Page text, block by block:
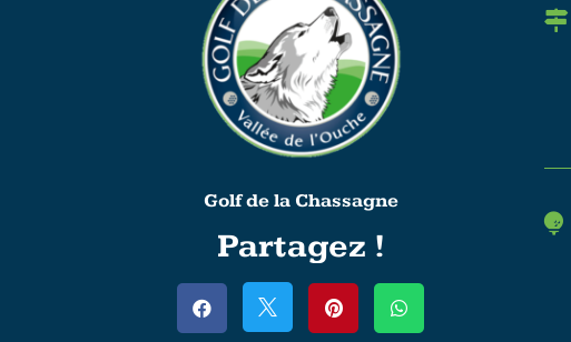
Golf de la Chassagne
Partagez !
   

